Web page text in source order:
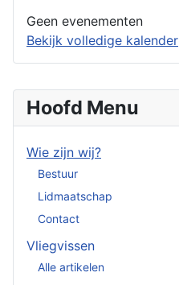
Hoofd Menu
Wie zijn wij?
Bestuur
Lidmaatschap
Contact
Vliegvissen
Alle artikelen
Geen evenementen
Bekijk volledige kalender